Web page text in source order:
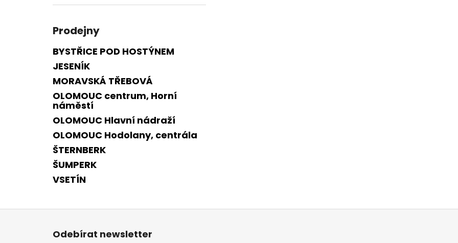
Prodejny
BYSTŘICE POD HOSTÝNEM
JESENÍK
MORAVSKÁ TŘEBOVÁ
OLOMOUC centrum, Horní
náměstí
OLOMOUC Hlavní nádraží
OLOMOUC Hodolany, centrála
ŠTERNBERK
ŠUMPERK
VSETÍN
Z
Odebírat newsletter